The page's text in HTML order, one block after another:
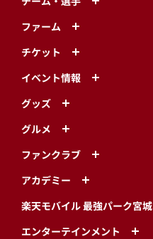
ファーム
チケット
イベント情報
グッズ
グルメ
ファンクラブ
アカデミー
楽天モバイル 最強パーク宮城
エンターテインメント